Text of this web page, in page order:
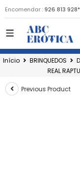
Encomendar : 926 813 928*
Início BRINQUEDOS
REAL
Previous Product